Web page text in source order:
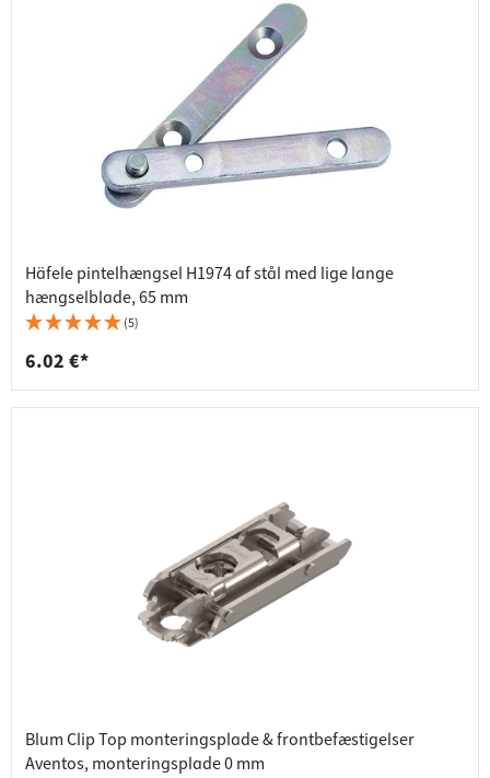
Häfele pintelhængsel H1974 af stål med lige lange
hængselblade, 65 mm
(5)
6.02 €*
Blum Clip Top monteringsplade & frontbefæstigelser
Aventos, monteringsplade 0 mm